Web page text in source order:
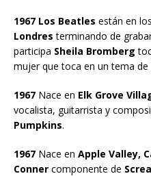
1967 Los Beatles están en
Londres terminando de
participa Sheila Bromberg
mujer que toca en un tema de
1967 Nace en Elk Grove
vocalista, guitarrista y
Pumpkins.
1967 Nace en Apple Valley,
Conner componente de